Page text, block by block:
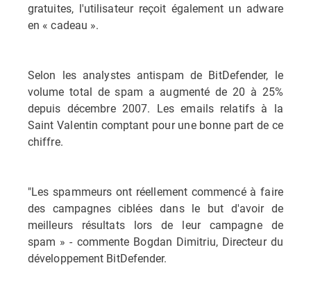
gratuites, l'utilisateur reçoit également un adware
en « cadeau ».
Selon les analystes antispam de BitDefender, le
volume total de spam a augmenté de 20 à 25%
depuis décembre 2007. Les emails relatifs à la
Saint Valentin comptant pour une bonne part de ce
chiffre.
"Les spammeurs ont réellement commencé à faire
des campagnes ciblées dans le but d'avoir de
meilleurs résultats lors de leur campagne de
spam » - commente Bogdan Dimitriu, Directeur du
développement BitDefender.